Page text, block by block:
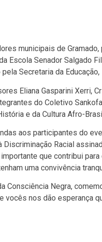
municipais de
Escola Senador Salgado
Secretaria da
Eliana Gasparini Xerri,
do Coletivo
e da Cultura Afro-
aos participantes do
Racial
que contribui
uma convivência
Consciência Negra,
nos dão esperança